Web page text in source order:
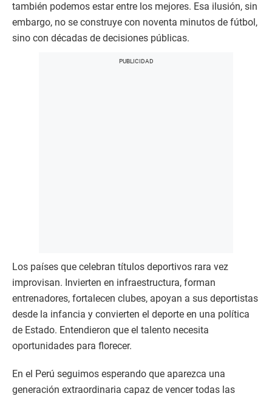
también podemos estar entre los mejores. Esa ilusión, sin
embargo, no se construye con noventa minutos de fútbol,
sino con décadas de decisiones públicas.
Los países que celebran títulos deportivos rara vez
improvisan. Invierten en infraestructura, forman
entrenadores, fortalecen clubes, apoyan a sus deportistas
desde la infancia y convierten el deporte en una política
de Estado. Entendieron que el talento necesita
oportunidades para florecer.
En el Perú seguimos esperando que aparezca una
generación extraordinaria capaz de vencer todas las